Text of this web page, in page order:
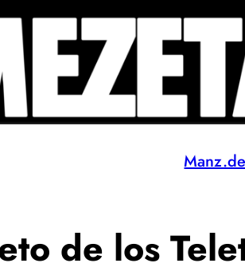
de los